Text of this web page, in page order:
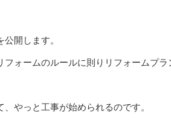
開します。
ォームのルールに則りリフォームプラ
やっと工事が始められるのです。